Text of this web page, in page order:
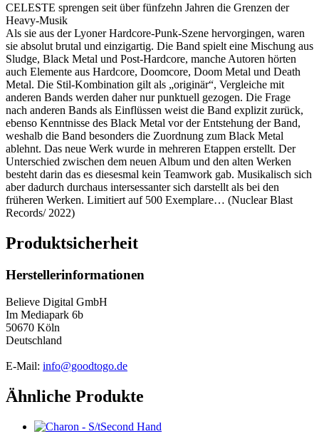
CELESTE sprengen seit über fünfzehn Jahren die Grenzen der
Heavy-Musik
Als sie aus der Lyoner Hardcore-Punk-Szene hervorgingen, waren
sie absolut brutal und einzigartig. Die Band spielt eine Mischung aus
Sludge, Black Metal und Post-Hardcore, manche Autoren hörten
auch Elemente aus Hardcore, Doomcore, Doom Metal und Death
Metal. Die Stil-Kombination gilt als „originär“, Vergleiche mit
anderen Bands werden daher nur punktuell gezogen. Die Frage
nach anderen Bands als Einflüssen weist die Band explizit zurück,
ebenso Kenntnisse des Black Metal vor der Entstehung der Band,
weshalb die Band besonders die Zuordnung zum Black Metal
ablehnt. Das neue Werk wurde in mehreren Etappen erstellt. Der
Unterschied zwischen dem neuen Album und den alten Werken
besteht darin das es diesesmal kein Teamwork gab. Musikalisch sich
aber dadurch durchaus intersessanter sich darstellt als bei den
früheren Werken. Limitiert auf 500 Exemplare… (Nuclear Blast
Records/ 2022)
Produktsicherheit
Herstellerinformationen
Believe Digital GmbH
Im Mediapark 6b
50670 Köln
Deutschland
E-Mail: info@goodtogo.de
Ähnliche Produkte
Second Hand